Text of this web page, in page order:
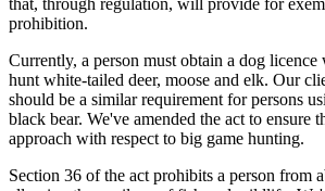
prohibition.
Currently, a person must obtain a dog licence
hunt white-tailed deer, moose and elk. Our
should be a similar requirement for persons
black bear. We've amended the act to ensure
approach with respect to big game hunting.
Section 36 of the act prohibits a person from